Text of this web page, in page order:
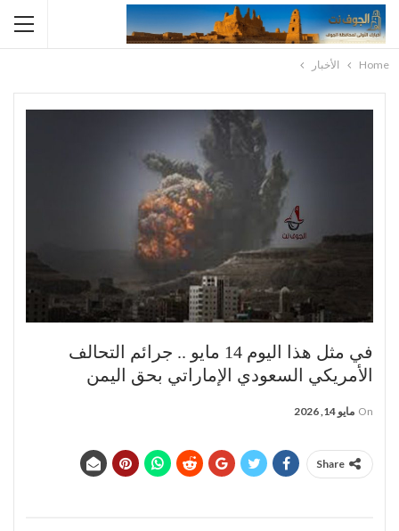
Home الأخبار
في مثل هذا اليوم 14 مايو .. جرائم التحالف
الأمريكي السعودي الإماراتي بحق اليمن
On مايو 14, 2026
Share